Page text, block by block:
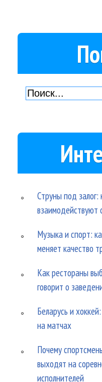
Струны под
взаимодействуют
Музыка и спорт:
меняет качество
Как рестораны
говорит о
Беларусь и
на матчах
Почему
выходят на
исполнителей